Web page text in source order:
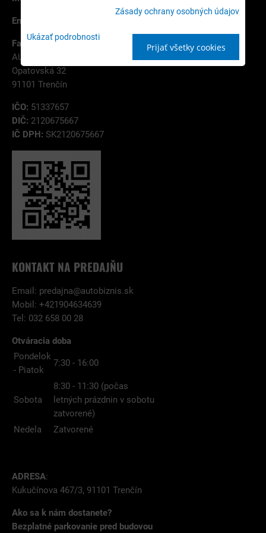
Email:
Fakturačná adresa:
AUTOBIZNIS.SK s.r.o.
Opatovská 32
91101 Trenčín
IČO: 51337657
DIČ: 2120675667
IČ DPH: SK2120675667
KONTAKT NA PREDAJŇU
Email: predajna@autobiznis.sk
Mobil: +421904634639
Tel: 032 658 00 28
Otváracia doba
Pondelok
- Piatok
7:30 - 16:00
Sobota
8:30 - 11:30 (počas
letných prázdnin v sobotu
zatvorené)
Nedela
Zatvorené
ADRESA:
Kukučínova 467/3, 91101 Trenčín
Ako sa k nám dostanete?
Bezplatné parkovanie pred budovou
Zásady ochrany osobných údajov
Ukázať podrobnosti
Prijať všetky cookies